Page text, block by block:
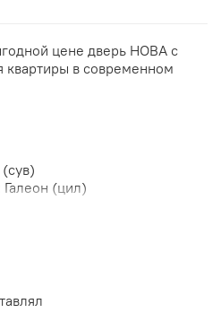
цене дверь НОВА с
квартиры в современном
(цил)